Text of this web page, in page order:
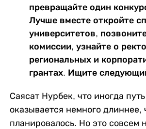
превращайте один
Лучше вместе откройте
университетов,
комиссии, узнайте о
региональных и
грантах. Ищите
Саясат Нурбек, что иногда
оказывается немного длиннее,
планировалось. Но это совсем